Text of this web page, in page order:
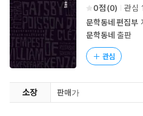
0 (0) 관심
문학동네 편집부
문학동네 출판
관심
소장 판매가